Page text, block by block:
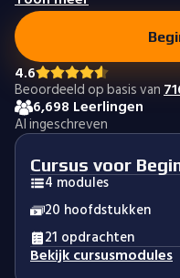
4.6
Beoordeeld op basis van
6,698 Leerlingen
Al ingeschreven
Cursus voor
4 modules
20 hoofdstukken
21 opdrachten
Bekijk cursusmodules